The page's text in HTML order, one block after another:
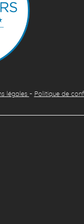
légales - Politique de